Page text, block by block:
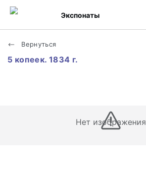
Экспонаты
Вернуться
5 копеек. 1834 г.
Нет изображения